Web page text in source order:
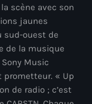
scène avec son
jaunes
sud-ouest de
de la musique
Music
prometteur. « Up
de radio ; c’est